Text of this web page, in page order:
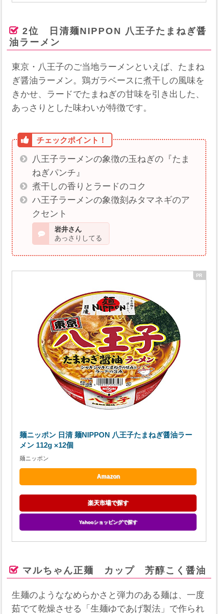
2位 日清麺NIPPON 八王子たまねぎ醤
油ラーメン
東京・八王子のご当地ラーメンといえば、たまね
ぎ醤油ラーメン。鶏ガラベースに煮干しの風味を
きかせ、ラードでたまねぎの甘味を引き出した、
あっさりとした味わいが特徴です。
八王子ラーメンの象徴の玉ねぎの『たま
ねぎパンチ』
煮干しの香りとラードのコク
ハ王子ラーメンの象徴刻みタマネギのア
クセント
岩井さん
あっさりしてる
麺ニッポン 日清 麺NIPPON 八王子たまねぎ醤油ラー
メン 112g ×12個
麺ニッポン
Amazon
楽天市場で探す
Yahooショッピングで探す
マルちゃん正麺 カップ 芳醇こく醤油
生麺のようななめらかさと弾力のある麺は、一度
茹でて乾燥させる「生麺ゆであげ製法」で作られ